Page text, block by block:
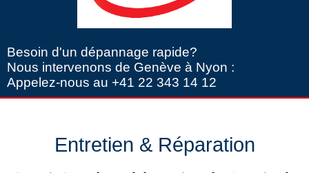
Besoin d'un dépannage rapide?
Nous intervenons de Genève à Nyon :
Appelez-nous au +41 22 343 14 12
Entretien & Réparation